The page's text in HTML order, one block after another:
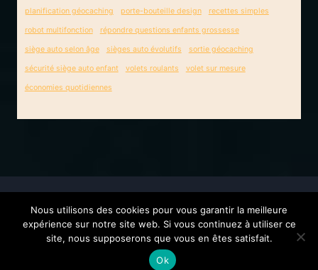
planification géocaching porte-bouteille design recettes simples
robot multifonction répondre questions enfants grossesse
siège auto selon âge sièges auto évolutifs sortie géocaching
sécurité siège auto enfant volets roulants volet sur mesure
économies quotidiennes
© 2026 La famille Tingaud -Contact- Mentions
légales
Nous utilisons des cookies pour vous garantir la meilleure
expérience sur notre site web. Si vous continuez à utiliser ce
site, nous supposerons que vous en êtes satisfait.
Ok